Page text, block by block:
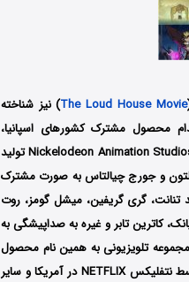
The Loud House Movie) نیز شناخته
محصول مشترک کشورهای اسپانیا،
انگلستان، آمریکا و مکزیک است که در سال 2021 میلادی توسط کمپانی نیکلودئون Nickelodeon Animation Studios تولید
و جورج چیالتاس به صورت مشترک
گری گریفین، میشل گومز، روت
کاترین تابر و غیره به صداپیشگی به
تلویزیونی به همین نام محصول
سال 2016، ساخته شده است، اولین بار در تاریخ 20 آگوست سال 2021 میلادی توسط نتفلیکس NETFLIX در آمریکا و سایر